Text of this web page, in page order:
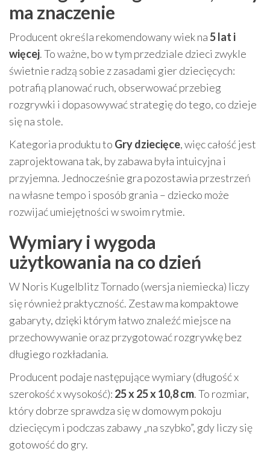
ma znaczenie
Producent określa rekomendowany wiek na5 lat i
więcej. To ważne, bo w tym przedziale dzieci zwykle
świetnie radzą sobie z zasadami gier dziecięcych:
potrafią planować ruch, obserwować przebieg
rozgrywki i dopasowywać strategię do tego, co dzieje
się na stole.
Kategoria produktu to Gry dziecięce, więc całość jest
zaprojektowana tak, by zabawa była intuicyjna i
przyjemna. Jednocześnie gra pozostawia przestrzeń
na własne tempo i sposób grania – dziecko może
rozwijać umiejętności w swoim rytmie.
Wymiary i wygoda
użytkowania na co dzień
W Noris Kugelblitz Tornado (wersja niemiecka) liczy
się również praktyczność. Zestaw ma kompaktowe
gabaryty, dzięki którym łatwo znaleźć miejsce na
przechowywanie oraz przygotować rozgrywkę bez
długiego rozkładania.
Producent podaje następujące wymiary (długość x
szerokość x wysokość): 25 x 25 x 10,8 cm. To rozmiar,
który dobrze sprawdza się w domowym pokoju
dziecięcym i podczas zabawy „na szybko”, gdy liczy się
gotowość do gry.